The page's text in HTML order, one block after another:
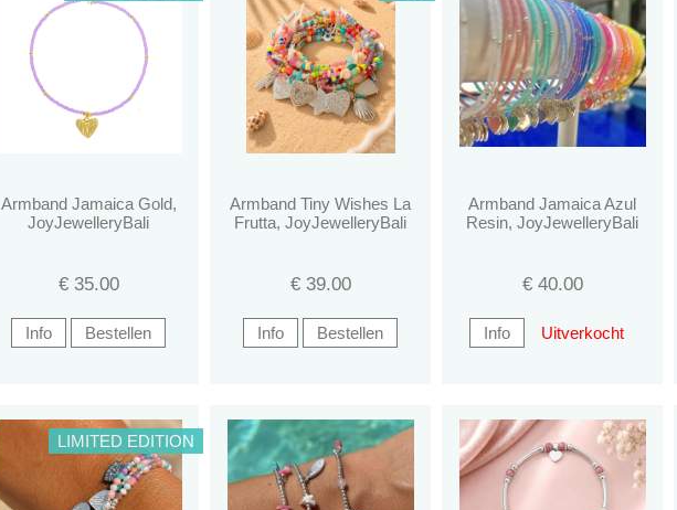
Armband Jamaica Gold,
JoyJewelleryBali
€ 35.00
Armband Tiny Wishes La
Frutta, JoyJewelleryBali
€ 39.00
Armband Jamaica Azul
Resin, JoyJewelleryBali
€ 40.00
LIMITED EDITION